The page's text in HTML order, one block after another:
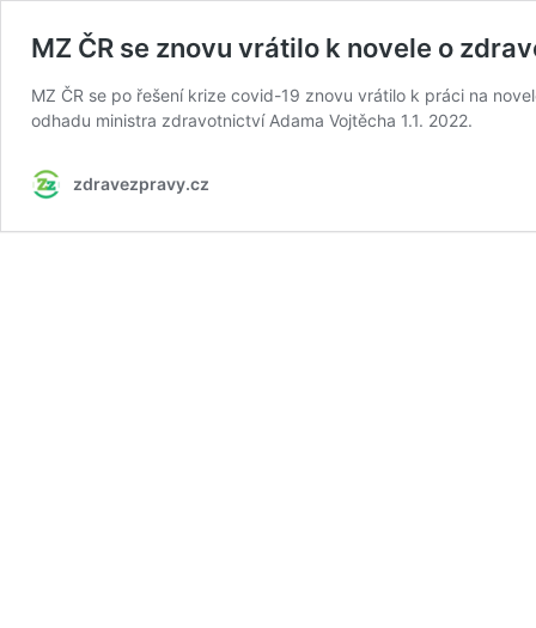
MZ ČR se znovu vrátilo k novele o
MZ ČR se po řešení krize covid-19 znovu vrátilo k práci na
odhadu ministra zdravotnictví Adama Vojtěcha 1.1. 2022.
zdravezpravy.cz